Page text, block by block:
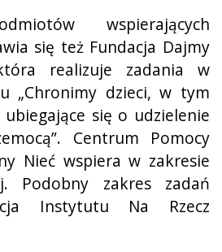
wspierających
się też Fundacja Dajmy
realizuje zadania w
„Chronimy dzieci, w tym
się o udzielenie
Centrum Pomocy
Nieć wspiera w zakresie
Podobny zakres zadań
Instytutu Na Rzecz